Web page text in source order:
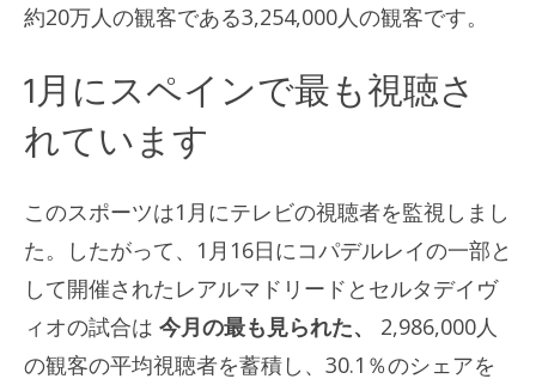
約20万人の観客である3,254,000人の観客です。
1月にスペインで最も視聴さ
れています
このスポーツは1月にテレビの視聴者を監視しまし
た。したがって、1月16日にコパデルレイの一部と
して開催されたレアルマドリードとセルタデイヴ
ィオの試合は 今月の最も見られた、
2,986,000人
の観客の平均視聴者を蓄積し、30.1％のシェアを